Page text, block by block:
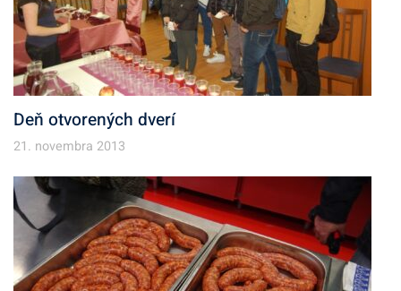
Deň otvorených dverí
21. novembra 2013